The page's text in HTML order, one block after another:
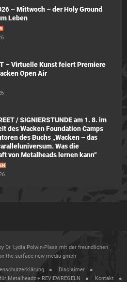
– Mittwoch – der Holy Ground
Leben
– Virtuelle Kunst feiert Premiere
Open Air
/ SIGNIERSTUNDE am 1. 8. im
des Wacken Foundation Camps
des Buchs „Wacken – das
Was die
von Metalheads lernen kann“
Dr. Lydia Polwin-Plass mit der freundlichen
the surface new media gmbh
Disclaimer
Metalheadz + REVIEWREGELN
Kontakt